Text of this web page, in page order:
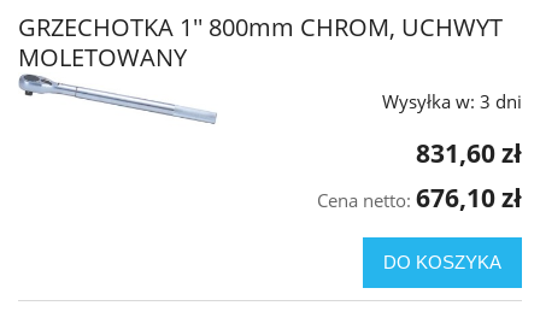
GRZECHOTKA 1'' 800mm CHROM, UCHWYT
MOLETOWANY
Wysyłka w: 3 dni
831,60 zł
Cena netto: 676,10 zł
DO KOSZYKA